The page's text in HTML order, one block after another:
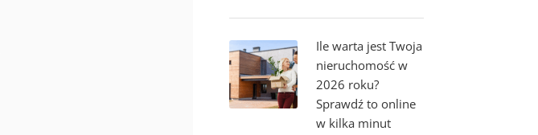
Ile warta jest Twoja
nieruchomość w
2026 roku?
Sprawdź to online
w kilka minut